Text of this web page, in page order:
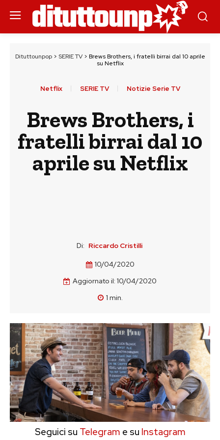
Dituttounpop> SERIE TV> Brews Brothers, i fratelli birrai dal 10 aprile
su Netflix
Netflix SERIE TV Notizie Serie TV
Brews Brothers, i
fratelli birrai dal 10
aprile su Netflix
Di: Riccardo Cristilli
10/04/2020
Aggiornato il: 10/04/2020
1 min.
Seguici su Telegram e su Instagram